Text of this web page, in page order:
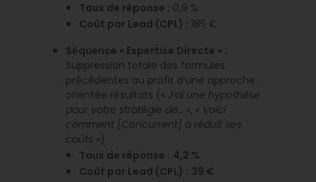
Taux de réponse : 0,9 %
Coût par Lead (CPL) : 185 €
Séquence « Expertise Directe » :
Suppression totale des formules
précédentes au profit d’une approche
orientée résultats (« J’ai une hypothèse
pour votre stratégie de… », « Voici
comment [Concurrent] a réduit ses
coûts »).
Taux de réponse : 4,2 %
Coût par Lead (CPL) : 39 €